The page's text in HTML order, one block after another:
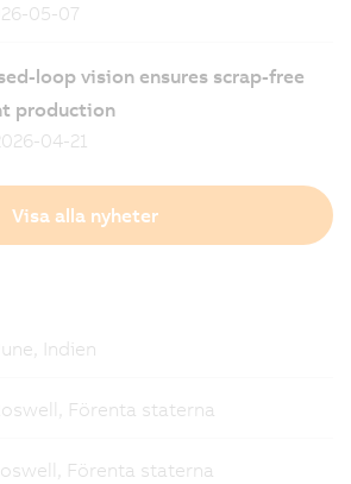
05-07
loop vision ensures scrap-free
production
04-21
Visa alla nyheter
Indien
Förenta staterna
Förenta staterna